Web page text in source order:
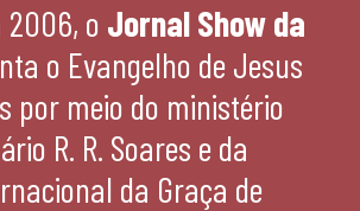
2006, o Jornal Show da
o Evangelho de Jesus
por meio do ministério
R. R. Soares e da
da Graça de